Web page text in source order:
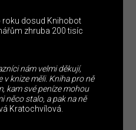
roku dosud Knihobot
zhruba 200 tisíc
nám velmi děkují,
v knize měli. Kniha pro ně
kam své peníze mohou
něco stalo, a pak na ně
Kratochvílová.